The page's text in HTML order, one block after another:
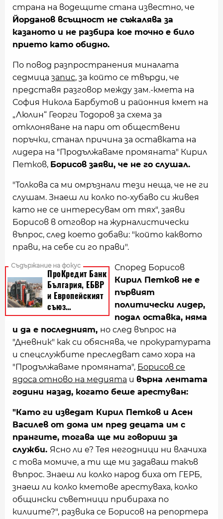
страна на водещите стана известно, че
Йорданов всъщност не съжалява за
казаното и не разбира кое точно е било
прието като обидно.
По повод разпространения миналата
седмица запис, за който се твърди, че
представя разговор между зам.-кмета на
София Никола Барбутов и районния кмет на
„Люлин“ Георги Тодоров за схема за
отклоняване на пари от обществени
поръчки, станал причина за оставката на
лидера на "Продължаваме промяната" Кирил
Петков, Борисов заяви, че не го слушал.
"Толкова са ми омръзнали тези неща, че не ги
слушам. Знаеш ли колко по-хубаво си живея
като не се интересувам от тях", заяви
Борисов в отговор на журналистически
въпрос, след което добави: "който каквото
прави, на себе си го прави".
Според Борисов
Кирил Петков не е
първият
политически лидер,
подал оставка, няма
и да е последният, но след въпрос на
"Дневник" как си обяснява, че прокуратурата
и спецслужбите преследват само хора на
"Продължаваме промяната", Борисов се
ядоса отново на медията и върна лентата
години назад, когато беше арестуван:
"Като ги изведат Кирил Петков и Асен
Василев от дома им пред децата им с
прангите, тогава ще ми говориш за
служби. Ясно ли е? Тея негодници ни влачиха
с това момиче, а ти ще ми задаваш такъв
въпрос. Знаеш ли колко народ биха от ГЕРБ,
знаеш ли колко кметове арестуваха, колко
общински съветници прибираха по
килиите?", развика се Борисов на репортера